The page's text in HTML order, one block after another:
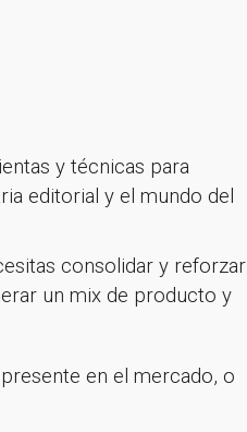
y técnicas para
editorial y el mundo del
consolidar y reforzar
un mix de producto y
en el mercado, o